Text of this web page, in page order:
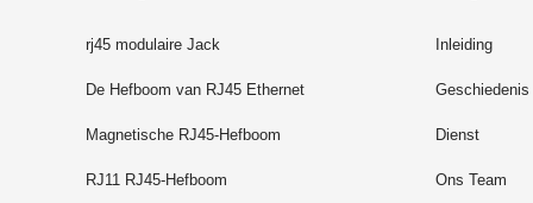
rj45 modulaire Jack
De Hefboom van RJ45 Ethernet
Magnetische RJ45-Hefboom
RJ11 RJ45-Hefboom
Inleiding
Geschiedenis
Dienst
Ons Team